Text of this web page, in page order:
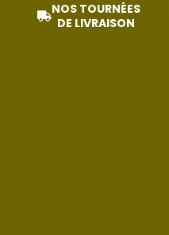
NOS TOURNÉES
DE LIVRAISON